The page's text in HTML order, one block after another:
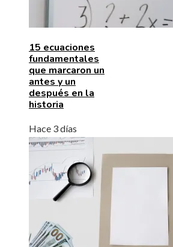
15 ecuaciones
fundamentales
que marcaron un
antes y un
después en la
historia
Hace 3 días